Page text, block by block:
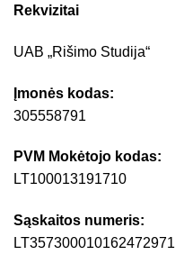
Rekvizitai
UAB „Rišimo Studija“
Įmonės kodas:
305558791
PVM Mokėtojo kodas:
LT100013191710
Sąskaitos numeris:
LT357300010162472971